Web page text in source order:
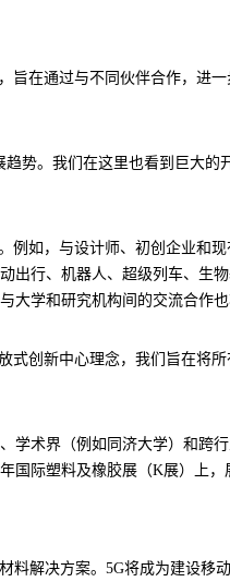
旨在通过与不同伙伴合作，进
势。我们在这里也看到巨大的
如，与设计师、初创企业和
行、机器人、超级列车、生
大学和研究机构间的交流合作也
创新中心理念，我们旨在将
术界（例如同济大学）和跨
国际塑料及橡胶展（K展）上，
解决方案。5G将成为建设